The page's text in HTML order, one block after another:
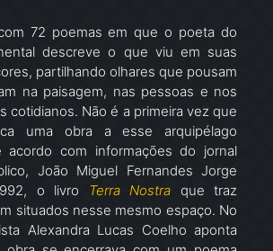
72 poemas em que o poeta do
descreve o que viu em suas
partilhando olhares que pousam
na paisagem, nas pessoas e nos
cotidianos. Não é a primeira vez que
uma obra a esse arquipélago
acordo com informações do jornal
João Miguel Fernandes Jorge
o livro Terra Nostra que traz
situados nesse mesmo espaço. No
Alexandra Lucas Coelho aponta